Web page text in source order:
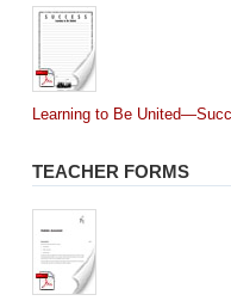
Learning to Be
TEACHER FORMS